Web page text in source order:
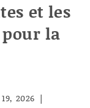
et les
la
2026